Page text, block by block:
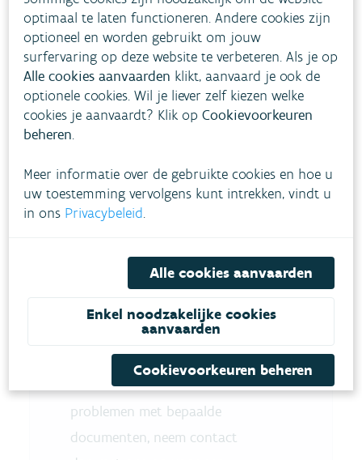
informatieve dashboards waarop we
grafieken en gegevensverwerkingen
presenteren, worden niet altijd goed
weergegeven op kleinere (mobiele)
schermen.
problemen?
Laat ons weten welke
toegankelijkheidsgebreken u
op onze website
ondervindt. Heeft u
problemen met bepaalde
documenten, neem contact
optimaal te laten functioneren. Andere cookies zijn
optioneel en worden gebruikt om jouw
surfervaring op deze website te verbeteren. Als je op
Alle cookies aanvaarden klikt, aanvaard je ook de
optionele cookies. Wil je liever zelf kiezen welke
cookies je aanvaardt? Klik opCookievoorkeuren
beheren.
Meer informatie over de gebruikte cookies en hoe u
uw toestemming vervolgens kunt intrekken, vindt u
in ons Privacybeleid.
Alle cookies aanvaarden
Enkel noodzakelijke cookies
aanvaarden
Cookievoorkeuren beheren